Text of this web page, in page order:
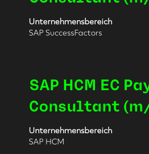
Unternehmensbereich
SAP SuccessFactors
vollständig
anzuzeigen.
Stellenbezeichnung
SAP HCM EC
Consultant
Unternehmensbereich
SAP HCM
Drücken
Sie
die
Leertaste,
die
Stelleninformationen